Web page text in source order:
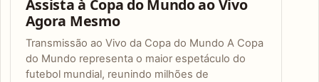
Assista à Copa do Mundo ao Vivo
Agora Mesmo
Transmissão ao Vivo da Copa do Mundo A Copa
do Mundo representa o maior espetáculo do
futebol mundial, reunindo milhões de